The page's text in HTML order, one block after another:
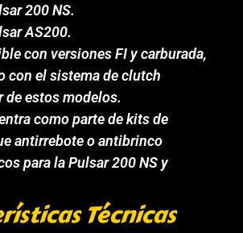
200 NS.
AS200.
con versiones FI y carburada,
con el sistema de clutch
de estos modelos.
como parte de kits de
antirrebote o antibrinco
para la Pulsar 200 NS y
Técnicas